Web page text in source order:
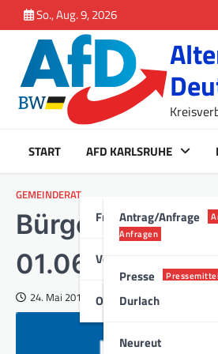
springen
to
content
So., Aug. 9, 2026
START AFD KARLSRUHE
Fraktion Karlsruhe
Antrag/Anfrage
Anfragen
Presse
Vorstand
Ortsverband
Durlach
Neureut
GEMEINDERAT
01.06.17
24. Mai 2017